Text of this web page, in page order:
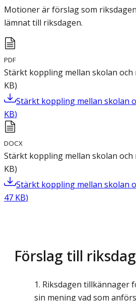
Motioner är förslag som
lämnat till riksdagen.
PDF
Stärkt koppling mellan skolan
KB)
Stärkt koppling mellan skolan
KB)
DOCX
Stärkt koppling mellan skolan
KB)
Stärkt koppling mellan skolan
47 KB)
Förslag till
Riksdagen tillkännager
sin mening vad som